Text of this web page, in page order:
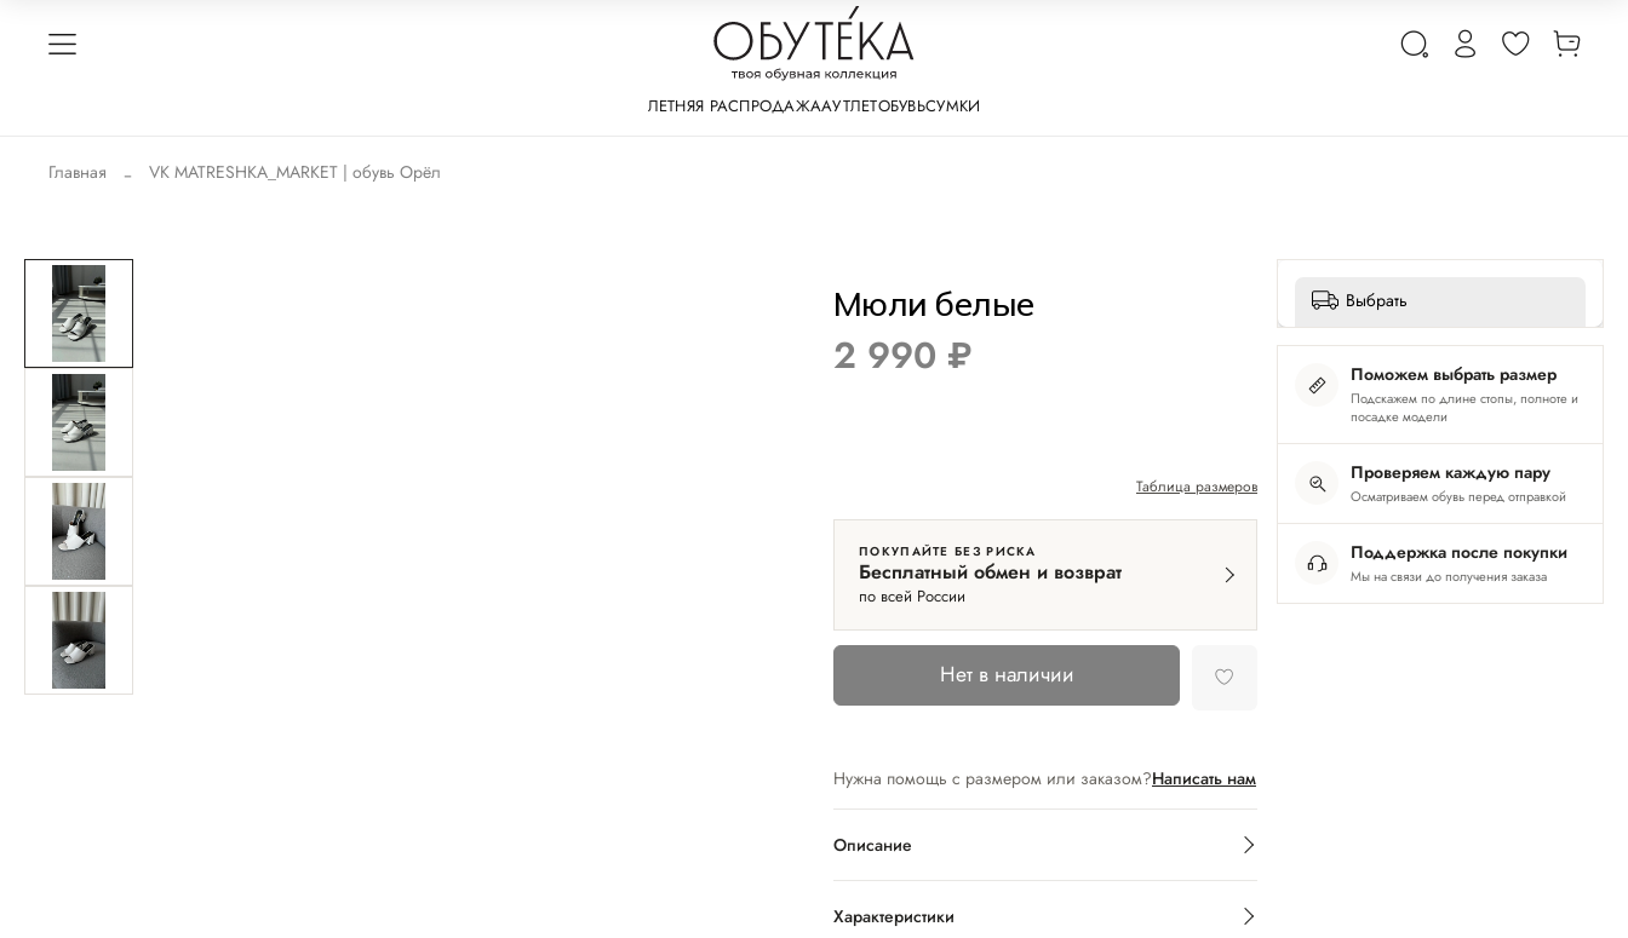
ЛЕТНЯЯ РАСПРОДАЖААУТЛЕТОБУВЬСУМКИ
Главная VK MATRESHKA_MARKET | обувь Орёл
Мюли белые
2 990 ₽
Таблица размеров
ПОКУПАЙТЕ БЕЗ РИСКА
Бесплатный обмен и возврат
по всей России
Нет в наличии
Нужна помощь с размером или заказом?Написать нам
Описание
Характеристики
Выбрать
Поможем выбрать размер
Подскажем по длине стопы, полноте и
посадке модели
Проверяем каждую пару
Осматриваем обувь перед отправкой
Поддержка после покупки
Мы на связи до получения заказа